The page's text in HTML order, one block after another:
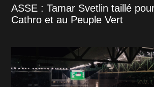
ASSE : Tamar Svetlin taillé
Cathro et au Peuple Vert